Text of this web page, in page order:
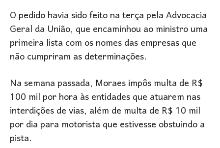
O pedido havia sido feito na terça pela Advocacia
Geral da União, que encaminhou ao ministro uma
primeira lista com os nomes das empresas que
não cumpriram as determinações.
Na semana passada, Moraes impôs multa de R$
100 mil por hora às entidades que atuarem nas
interdições de vias, além de multa de R$ 10 mil
por dia para motorista que estivesse obstuindo a
pista.